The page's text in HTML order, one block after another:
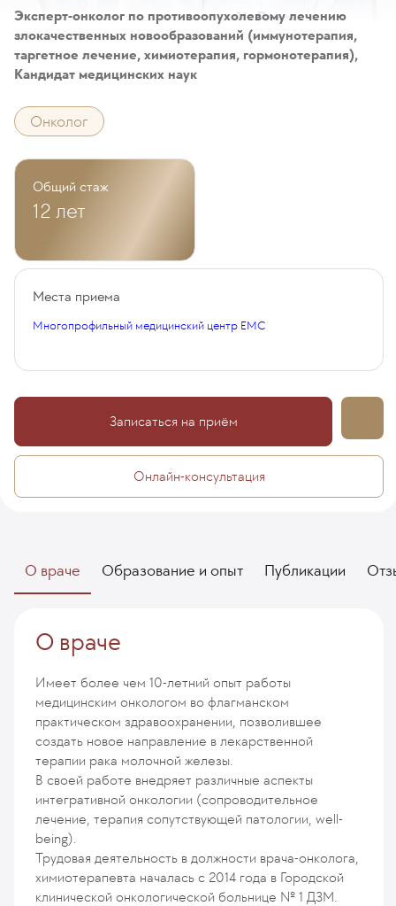
Эксперт-онколог по противоопухолевому лечению
злокачественных новообразований (иммунотерапия,
таргетное лечение, химиотерапия, гормонотерапия),
Кандидат медицинских наук
Онколог
Общий стаж
12 лет
Места приема
Многопрофильный медицинский центр EMC
Записаться на приём
Онлайн-консультация
О враче Образование и опыт Публикации
О враче
Имеет более чем 10-летний опыт работы
медицинским онкологом во флагманском
практическом здравоохранении, позволившее
создать новое направление в лекарственной
терапии рака молочной железы.
В своей работе внедряет различные аспекты
интегративной онкологии (сопроводительное
лечение, терапия сопутствующей патологии, well-
being).
Трудовая деятельность в должности врача-онколога,
химиотерапевта началась с 2014 года в Городской
клинической онкологической больнице № 1 ДЗМ.